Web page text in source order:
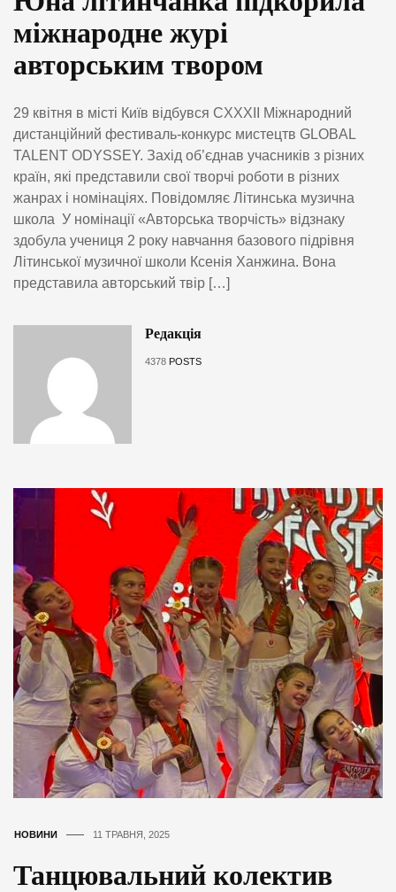
міжнародне журі
авторським твором
29 квітня в місті Київ відбувся CXXXII Міжнародний
дистанційний фестиваль-конкурс мистецтв GLOBAL
TALENT ODYSSEY. Захід об’єднав учасників з різних
країн, які представили свої творчі роботи в різних
жанрах і номінаціях. Повідомляє Літинська музична
школа У номінації «Авторська творчість» відзнаку
здобула учениця 2 року навчання базового підрівня
Літинської музичної школи Ксенія Ханжина. Вона
представила авторський твір […]
Редакція
4378 POSTS
НОВИНИ 11 ТРАВНЯ, 2025
Танцювальний колектив